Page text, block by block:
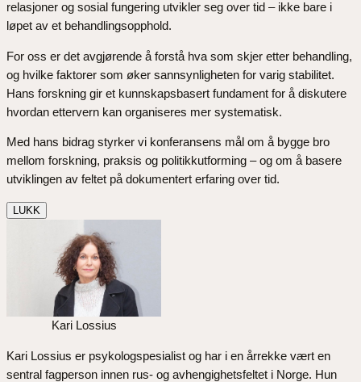
relasjoner og sosial fungering utvikler seg over tid – ikke bare i
løpet av et behandlingsopphold.
For oss er det avgjørende å forstå hva som skjer etter behandling,
og hvilke faktorer som øker sannsynligheten for varig stabilitet.
Hans forskning gir et kunnskapsbasert fundament for å diskutere
hvordan ettervern kan organiseres mer systematisk.
Med hans bidrag styrker vi konferansens mål om å bygge bro
mellom forskning, praksis og politikkutforming – og om å basere
utviklingen av feltet på dokumentert erfaring over tid.
LUKK
Kari Lossius
Kari Lossius er psykologspesialist og har i en årrekke vært en
sentral fagperson innen rus- og avhengighetsfeltet i Norge. Hun